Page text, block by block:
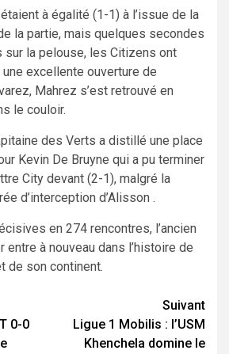
à égalité (1-1) à l’issue de la
la partie, mais quelques secondes
sur la pelouse, les Citizens ont
excellente ouverture de
Mahrez s’est retrouvé en
le couloir.
des Verts a distillé une place
Kevin De Bruyne qui a pu terminer
City devant (2-1), malgré la
d’interception d’Alisson .
en 274 rencontres, l’ancien
entre à nouveau dans l’histoire de
de son continent.
0-0
Suivant
Ligue 1 Mobilis : l’USM
Khenchela domine le